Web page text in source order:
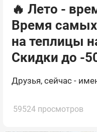
🔥 Лето -
Время
на теплицы
Скидки до -
Друзья, сейчас -
59524 просмотров